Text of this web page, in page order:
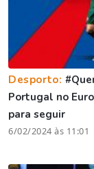
Desporto:
Portugal no
para seguir
6/02/2024 às 11:01